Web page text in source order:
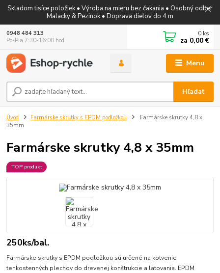
Skladom tisíce položiek • Výroba na mieru bez čakania • Osobný odber
Malacky & Pezinok • Doprava dielov do 4 m
Menu
Hľadať
0948 484 313
Po-Pia 7:30-16:00 hod
0 ks
za 0,00 €
Úvod Farmárske skrutky s EPDM podložkou
Farmárske skrutky 4,8 x
35mm
Farmárske skrutky 4,8 x 35mm
TOP produkt
250ks/bal.
Farmárske skrutky s EPDM podložkou sú určené na kotvenie
tenkostenných plechov do drevenej konštrukcie a latovania. EPDM